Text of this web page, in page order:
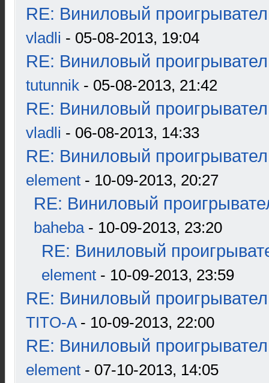
RE: Виниловый
vladli - 05-08-2013, 19:04
RE: Виниловый
tutunnik - 05-08-2013, 21:42
RE: Виниловый
vladli - 06-08-2013, 14:33
RE: Виниловый
element - 10-09-2013, 20:27
RE: Виниловый
baheba- 10-09-2013, 23:20
RE: Виниловый
element - 10-09-2013, 23:59
RE: Виниловый
TITO-A- 10-09-2013, 22:00
RE: Виниловый
element - 07-10-2013, 14:05